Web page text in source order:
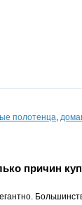
полотенца,
причин